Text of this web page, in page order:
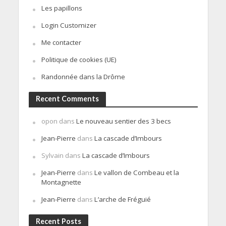
Les papillons
Login Customizer
Me contacter
Politique de cookies (UE)
Randonnée dans la Drôme
Recent Comments
opon dans Le nouveau sentier des 3 becs
Jean-Pierre dans La cascade d’Imbours
Sylvain dans La cascade d’Imbours
Jean-Pierre dans Le vallon de Combeau et la
Montagnette
Jean-Pierre dans L’arche de Fréguié
Recent Posts